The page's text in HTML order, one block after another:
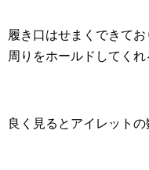
履き口はせまくできて
周りをホールドしてくれ
良く見るとアイレットの